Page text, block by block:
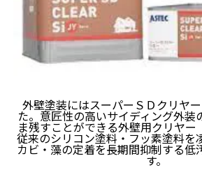
外壁塗装にはスーパーＳＤクリヤ
た。意匠性の高いサイディング外装
ま残すことができる外壁用クリヤー
従来のシリコン塗料・フッ素塗料を
カビ・藻の定着を長期間抑制する低
す。